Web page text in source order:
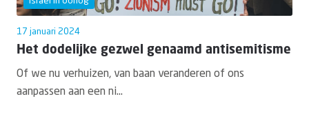
17 januari 2024
Het dodelijke gezwel genaamd antisemitisme
Of we nu verhuizen, van baan veranderen of ons
aanpassen aan een ni...